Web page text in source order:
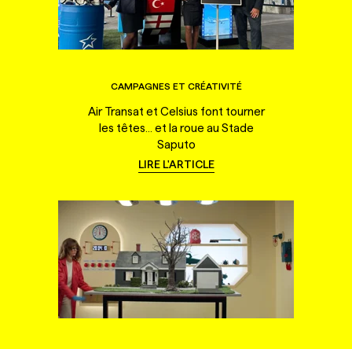
CAMPAGNES ET CRÉATIVITÉ
Air Transat et Celsius font tourner
les têtes... et la roue au Stade
Saputo
LIRE L'ARTICLE